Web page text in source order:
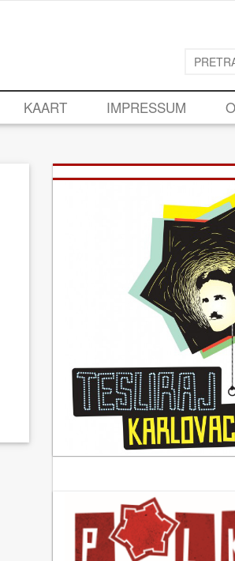
KAART IMPRESSUM